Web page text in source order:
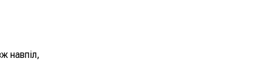
навпіл,